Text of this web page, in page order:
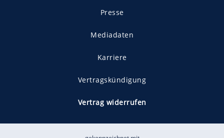
Presse
Mediadaten
Karriere
Vertragskündigung
Vertrag widerrufen